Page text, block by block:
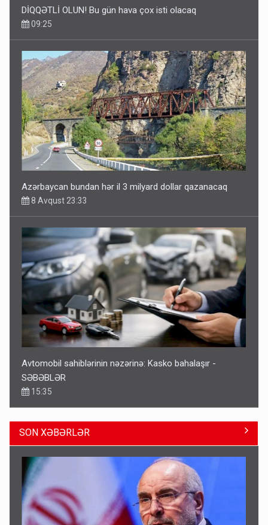
DİQQƏTLİ OLUN! Bu gün hava çox isti olacaq
09:25
Azərbaycan bundan hər il 3 milyard dollar qazanacaq
8 Avqust 23:33
Avtomobil sahiblərinin nəzərinə: Kasko bahalaşır -
SƏBƏBLƏR
15:35
SON XƏBƏRLƏR